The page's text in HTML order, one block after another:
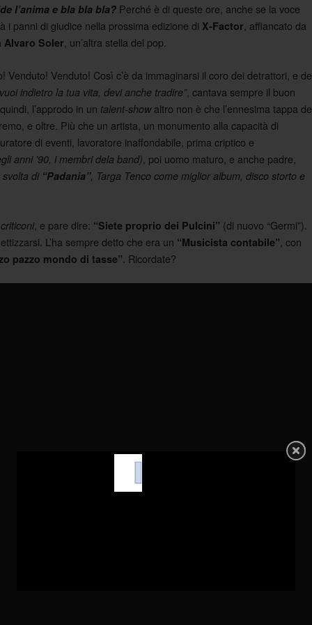
l’anima e bla bla bla? Perché è di queste ore, anche se la voce
i panni di giudice nella prossima edizione di X-Factor , affiancato da
Alvaro Soler , un’altra stella del pop.
Venduto! Venduto! Così c’è da immaginarsi il coro dei detrattori, e
indietro la tua vita, devi anche tradire”, cantava sempre il buon
l’approdo in un talent-showaltro non è che l’ennesima tappa
e oltre. Più che un artista, un monumento alla capacità di
di eventi, lavoratore inaffondabile, prima criptico e
anni ’90, i membri dela band) , poi uomo maturo, e anche padre,
svolta di “Padania”, Targa Tenco come miglior album, disco storto e
criticoni, e pare dire: “Siete proprio dei Pulcini” (di nuovo “Germi”).
L’ha sempre detto che era un “Musicista contabile” , con
pazzo mondo di tasse” . Ricordate?